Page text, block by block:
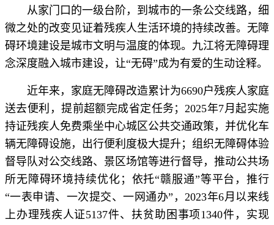
从家门口的一级台阶，到城市的一条公交线路，细
微之处的改变见证着残疾人生活环境的持续改善。无障
碍环境建设是城市文明与温度的体现。九江将无障碍理
念深度融入城市建设，让“无碍”成为有爱的生动诠释。
近年来，家庭无障碍改造累计为6690户残疾人家庭
送去便利，提前超额完成省定任务；2025年7月起实施
持证残疾人免费乘坐中心城区公共交通政策，并优化车
辆无障碍设施，出行便利度极大提升；组织无障碍体验
督导队对公交线路、景区场馆等进行督导，推动公共场
所无障碍环境持续优化；依托“赣服通”等平台，推行
“一表申请、一次提交、一网通办”，2023年6月以来线
上办理残疾人证5137件、扶贫助困事项1340件，实现